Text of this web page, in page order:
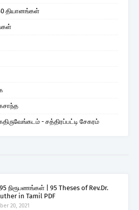
தியானங்கள்
- சத்திரப்பட்டி சேகரம்
நிரூபணங்கள் | 95 Theses of Rev.Dr.
in Tamil PDF
20, 2021